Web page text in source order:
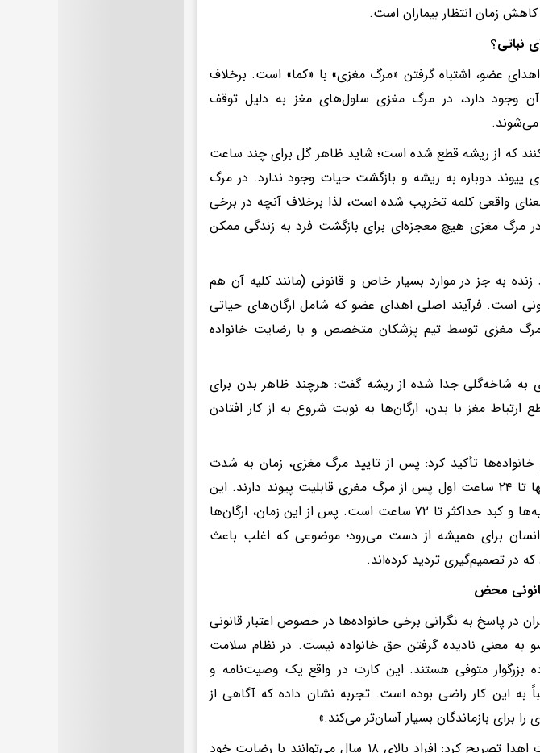
زمان انتظار بیماران است.
نباتی؟
عضو، اشتباه گرفتن «مرگ مغزی» با «کما» است. برخلاف
وجود دارد، در مرگ مغزی سلول‌های مغز به دلیل توقف
می‌شوند.
که از ریشه قطع شده است؛ شاید ظاهر گل برای چند ساعت
پیوند دوباره به ریشه و بازگشت حیات وجود ندارد. در مرگ
واقعی کلمه تخریب شده است، لذا برخلاف آنچه در برخی
در مرگ مغزی هیچ معجزه‌ای برای بازگشت فرد به زندگی ممکن
به جز در موارد بسیار خاص و قانونی (مانند کلیه آن هم
است. فرآیند اصلی اهدای عضو که شامل ارگان‌های حیاتی
مغزی توسط تیم پزشکان متخصص و با رضایت خانواده
به شاخه‌گلی جدا شده از ریشه گفت: هرچند ظاهر بدن برای
مغز با بدن، ارگان‌ها به نوبت شروع به از کار افتادن
تأکید کرد: پس از تایید مرگ مغزی، زمان به شدت
علیه بیماران نیازمند عمل می‌کند. ریه‌ها تنها تا ۲۴ ساعت اول پس از مرگ مغزی قابلیت پیوند دارند. این
زمان برای قلب حدود ۴۸ ساعت و برای کلیه‌ها و کبد حداکثر تا ۷۲ ساعت است. پس از این زمان، ارگان‌ها
عملاً فاسد شده و فرصت نجات جان ۸ انسان برای همیشه از دست می‌رود؛ موضوعی که اغلب باعث
در تصمیم‌گیری تردید کرده‌اند.
محض
در پاسخ به نگرانی برخی خانواده‌ها در خصوص اعتبار قانونی
به معنی نادیده گرفتن حق خانواده نیست. در نظام سلامت
بزرگوار متوفی هستند. این کارت در واقع یک وصیت‌نامه و
به این کار راضی بوده است. تجربه نشان داده که آگاهی از
برای بازماندگان بسیار آسان‌تر می‌کند.»
وی درباره شرایط و مسیرهای دریافت کارت اهدا تصریح کرد: افراد بالای ۱۸ سال می‌توانند با رضایت خود